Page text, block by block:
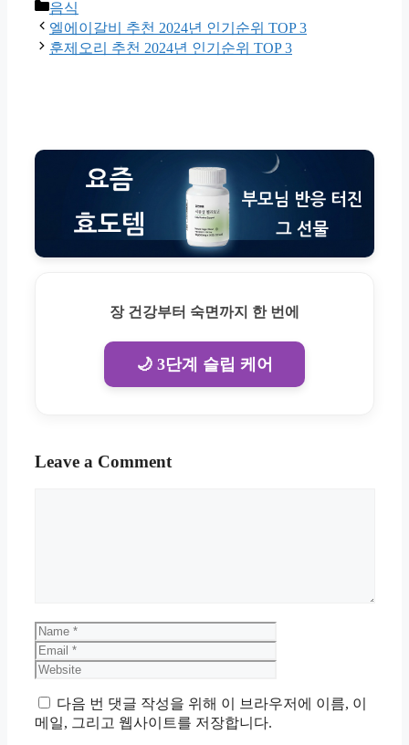
Categories
음식
엘에이갈비 추천 2024년 인기순위 TOP 3
훈제오리 추천 2024년 인기순위 TOP 3
장 건강부터 숙면까지 한 번에
🌙 3단계 슬립 케어
Leave a Comment
Name
다음 번 댓글 작성을 위해 이 브라우저에 이름, 이
메일, 그리고 웹사이트를 저장합니다.